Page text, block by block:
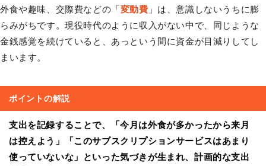
外食や趣味、交際費などの「 変動費 」は、意識しないうちに膨
らみがちです。現役時代のように収入がない中で、同じような
金銭感覚を続けていると、あっという間に資金が目減りしてし
まいます。
ポイントの解説
支出を記録することで、「今月は外食が多かったから来月
は控えよう」「このサブスクリプションサービスはあまり
使っていないな」といった気づきが生まれ、計画的な支出